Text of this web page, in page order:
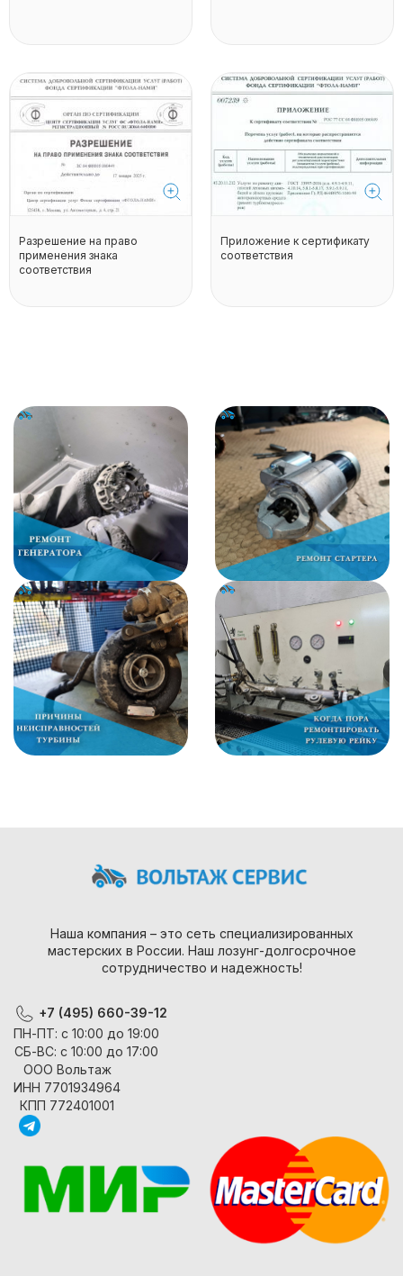
Разрешение на право
применения знака
соответствия
Приложение к сертификату
соответствия
Наша компания – это сеть специализированных
мастерских в России. Наш лозунг-долгосрочное
сотрудничество и надежность!
+7 (495) 660-39-12
ПН-ПТ: с 10:00 до 19:00
СБ-ВС: с 10:00 до 17:00
ООО Вольтаж
ИНН 7701934964
КПП 772401001